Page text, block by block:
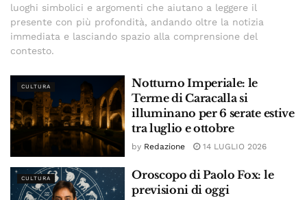
luoghi simbolici e argomenti che aiutano a leggere il
presente con più profondità, andando oltre la notizia
immediata e lasciando spazio alla comprensione del
contesto.
CULTURA
Notturno Imperiale: le
Terme di Caracalla si
illuminano per 6 serate estive
tra luglio e ottobre
by Redazione 14 LUGLIO 2026
CULTURA
Oroscopo di Paolo Fox: le
previsioni di oggi